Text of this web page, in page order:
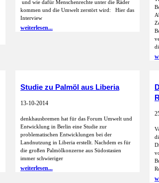
und wie dafür Menschenrechte unter die Räder
kommen und die Umwelt zerstört wird: Hier das
Interview
weiterlesen...
Studie zu Palmöl aus Liberia
13-10-2014
denkhausbremen hat für das Forum Umwelt und
Entwicklung in Berlin eine Studie zur
problematischen Entwicklungen bei der
Landnutzung in Liberia erstellt. Nachdem es für
die großen Palmölkonzerne aus Südostasien
immer schwieriger
weiterlesen...